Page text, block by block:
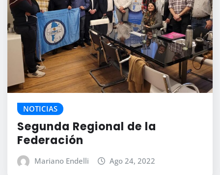
NOTICIAS
Segunda Regional de la
Federación
Mariano Endelli Ago 24, 2022